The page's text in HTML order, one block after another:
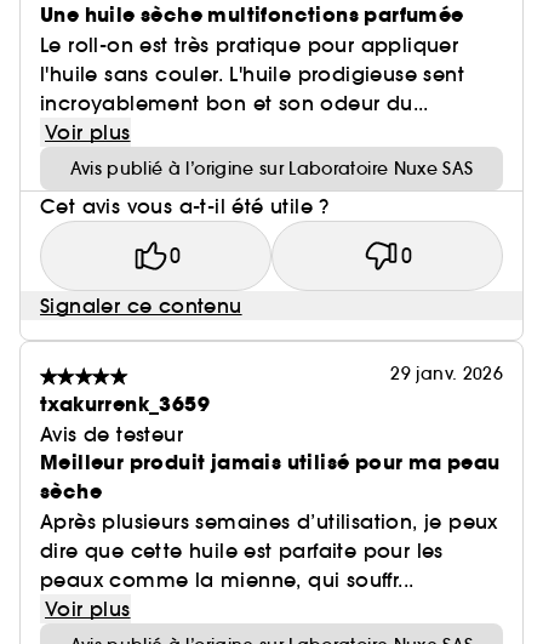
Une huile sèche multifonctions parfumée
Le roll-on est très pratique pour appliquer
l'huile sans couler. L'huile prodigieuse sent
incroyablement bon et son odeur du...
Voir plus
Avis publié à l’origine sur Laboratoire Nuxe SAS
Cet avis vous a-t-il été utile ?
0 0
Signaler ce contenu
29 janv. 2026
txakurrenk_3659
Avis de testeur
Meilleur produit jamais utilisé pour ma peau
sèche
Après plusieurs semaines d’utilisation, je peux
dire que cette huile est parfaite pour les
peaux comme la mienne, qui souffr...
Voir plus